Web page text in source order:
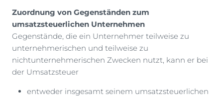
Zuordnung von Gegenständen zum
umsatzsteuerlichen Unternehmen
Gegenstände, die ein Unternehmer teilweise zu
unternehmerischen und teilweise zu
nichtunternehmerischen Zwecken nutzt, kann er bei
der Umsatzsteuer
entweder insgesamt seinem umsatzsteuerlichen